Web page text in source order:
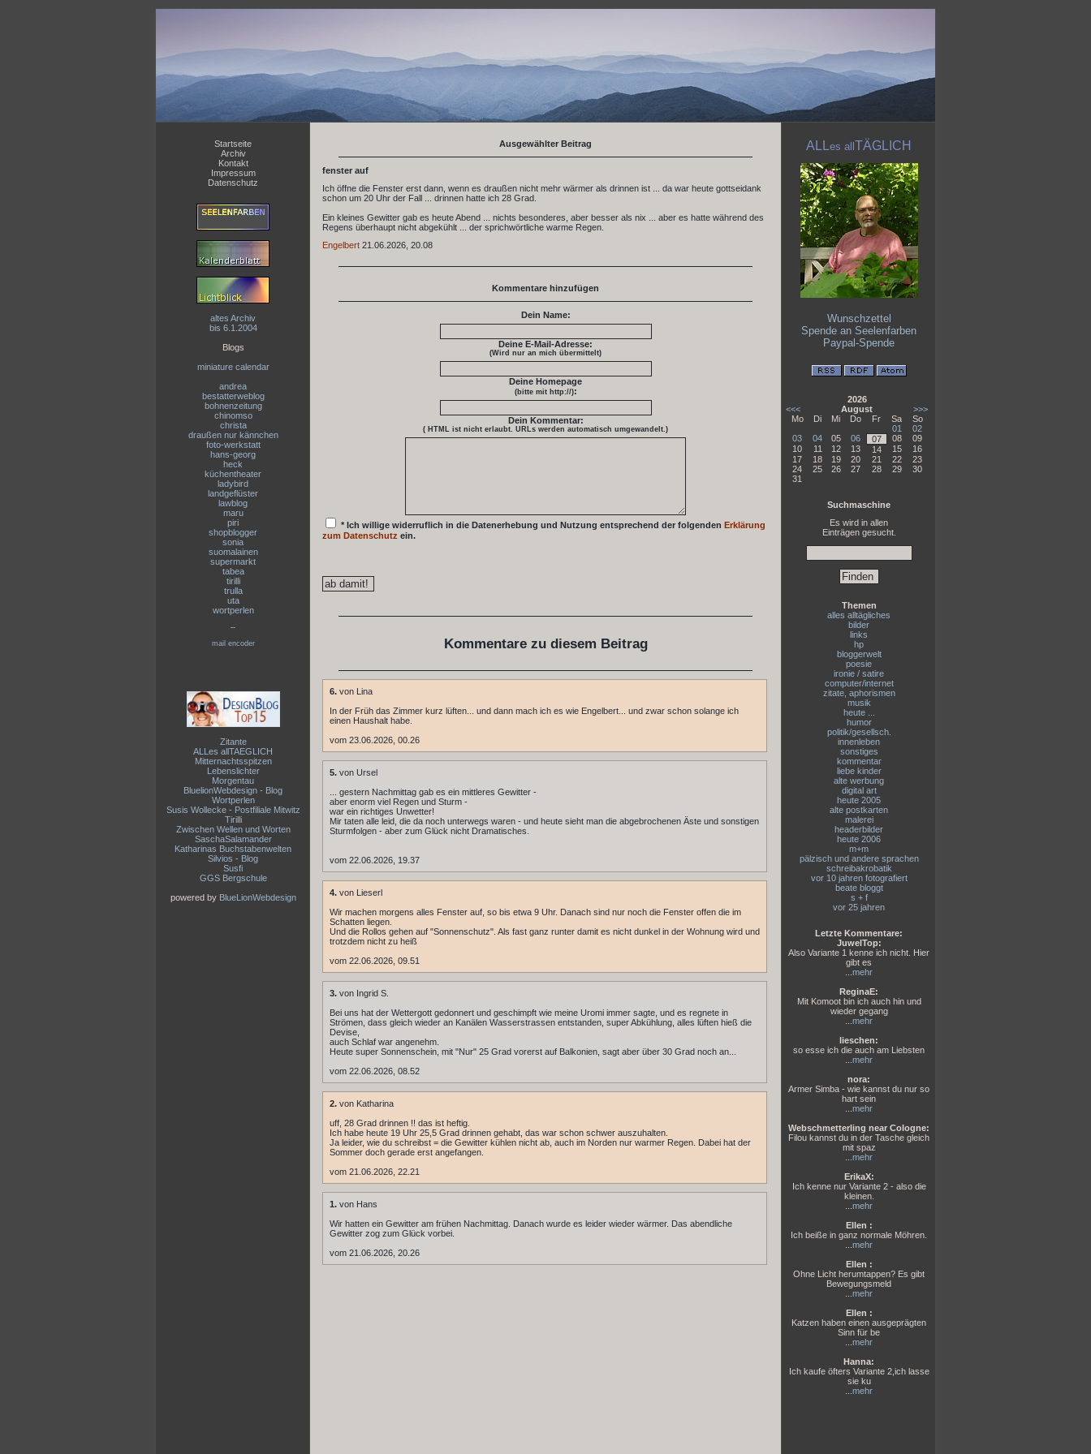
Startseite
Archiv
Kontakt
Impressum
Datenschutz
altes Archiv
bis 6.1.2004
Blogs
miniature calendar
andrea
bestatterweblog
bohnenzeitung
chinomso
christa
draußen nur kännchen
foto-werkstatt
hans-georg
heck
küchentheater
ladybird
landgeflüster
lawblog
maru
piri
shopblogger
sonia
suomalainen
supermarkt
tabea
tirilli
trulla
uta
wortperlen
--
mail encoder
Zitante
ALLes allTAEGLICH
Mitternachtsspitzen
Lebenslichter
Morgentau
BluelionWebdesign - Blog
Wortperlen
Susis Wollecke - Postfiliale Mitwitz
Tirilli
Zwischen Wellen und Worten
SaschaSalamander
Katharinas Buchstabenwelten
Silvios - Blog
Susfi
GGS Bergschule
powered by BlueLionWebdesign
Ausgewählter Beitrag
fenster auf
Ich öffne die Fenster erst dann, wenn es draußen nicht mehr wärmer als drinnen ist ... da war heute gottseidank
schon um 20 Uhr der Fall ... drinnen hatte ich 28 Grad.
Ein kleines Gewitter gab es heute Abend ... nichts besonderes, aber besser als nix ... aber es hatte während des
Regens überhaupt nicht abgekühlt ... der sprichwörtliche warme Regen.
Engelbert 21.06.2026, 20.08
Kommentare hinzufügen
Dein Name:
Deine E-Mail-Adresse:
(Wird nur an mich übermittelt)
Deine Homepage
(bitte mit http://):
Dein Kommentar:
( HTML ist nicht erlaubt. URLs werden automatisch umgewandelt.)
* Ich willige widerruflich in die Datenerhebung und Nutzung entsprechend der folgenden Erklärung
zum Datenschutz ein.
Kommentare zu diesem Beitrag
6. von Lina
In der Früh das Zimmer kurz lüften... und dann mach ich es wie Engelbert... und zwar schon solange ich
einen Haushalt habe.
vom 23.06.2026, 00.26
5. von Ursel
... gestern Nachmittag gab es ein mittleres Gewitter -
aber enorm viel Regen und Sturm -
war ein richtiges Unwetter!
Mir taten alle leid, die da noch unterwegs waren - und heute sieht man die abgebrochenen Äste und sonstigen
Sturmfolgen - aber zum Glück nicht Dramatisches.
vom 22.06.2026, 19.37
4. von Lieserl
Wir machen morgens alles Fenster auf, so bis etwa 9 Uhr. Danach sind nur noch die Fenster offen die im
Schatten liegen.
Und die Rollos gehen auf "Sonnenschutz". Als fast ganz runter damit es nicht dunkel in der Wohnung wird und
trotzdem nicht zu heiß
vom 22.06.2026, 09.51
3. von Ingrid S.
Bei uns hat der Wettergott gedonnert und geschimpft wie meine Uromi immer sagte, und es regnete in
Strömen, dass gleich wieder an Kanälen Wasserstrassen entstanden, super Abkühlung, alles lüften hieß die
Devise,
auch Schlaf war angenehm.
Heute super Sonnenschein, mit "Nur" 25 Grad vorerst auf Balkonien, sagt aber über 30 Grad noch an...
vom 22.06.2026, 08.52
2. von Katharina
uff, 28 Grad drinnen !! das ist heftig.
Ich habe heute 19 Uhr 25,5 Grad drinnen gehabt, das war schon schwer auszuhalten.
Ja leider, wie du schreibst = die Gewitter kühlen nicht ab, auch im Norden nur warmer Regen. Dabei hat der
Sommer doch gerade erst angefangen.
vom 21.06.2026, 22.21
1. von Hans
Wir hatten ein Gewitter am frühen Nachmittag. Danach wurde es leider wieder wärmer. Das abendliche
Gewitter zog zum Glück vorbei.
vom 21.06.2026, 20.26
ALLes all TÄGLICH
Wunschzettel
Spende an Seelenfarben
Paypal-Spende
2026
<<<
August
>>>
Mo
Di Mi Do Fr Sa
So
01
02
03
04 05 06 07 08
09
10
11 12 13 14 15
16
17
18 19 20 21 22
23
24
25 26 27 28 29
30
31
Suchmaschine
Es wird in allen
Einträgen gesucht.
Themen
alles alltägliches
bilder
links
hp
bloggerwelt
poesie
ironie / satire
computer/internet
zitate, aphorismen
musik
heute ...
humor
politik/gesellsch.
innenleben
sonstiges
kommentar
liebe kinder
alte werbung
digital art
heute 2005
alte postkarten
malerei
headerbilder
heute 2006
m+m
pälzisch und andere sprachen
schreibakrobatik
vor 10 jahren fotografiert
beate bloggt
s + f
vor 25 jahren
Letzte Kommentare:
JuwelTop:
Also Variante 1 kenne ich nicht. Hier
gibt es
mehr
ReginaE:
Mit Komoot bin ich auch hin und
wieder gegang
mehr
lieschen:
so esse ich die auch am Liebsten
mehr
nora:
Armer Simba - wie kannst du nur so
hart sein
mehr
Webschmetterling near Cologne:
Filou kannst du in der Tasche gleich
mit spaz
mehr
ErikaX:
Ich kenne nur Variante 2 - also die
kleinen.
mehr
Ellen :
Ich beiße in ganz normale Möhren.
mehr
Ellen :
Ohne Licht herumtappen? Es gibt
Bewegungsmeld
mehr
Ellen :
Katzen haben einen ausgeprägten
Sinn für be
mehr
Hanna:
Ich kaufe öfters Variante 2,ich lasse
sie ku
mehr